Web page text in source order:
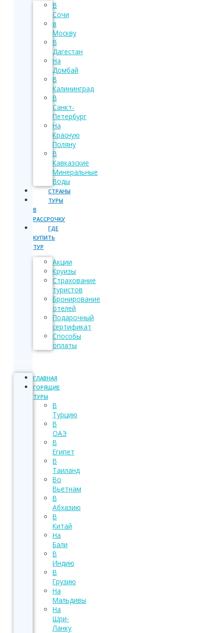
В
Сочи
в
Москву
В
Дагестан
На
Домбай
В
Калининград
В
Санкт-
Петербург
На
Красную
Поляну
В
Кавказские
Минеральные
Воды
СТРАНЫ
ТУРЫ
В
РАССРОЧКУ
ГДЕ
КУПИТЬ
ТУР
Акции
Круизы
Страхование
туристов
Бронирование
отелей
Подарочный
сертификат
Способы
оплаты
ГЛАВНАЯ
ГОРЯЩИЕ
ТУРЫ
В
Турцию
В
ОАЭ
В
Египет
В
Таиланд
Во
Вьетнам
В
Абхазию
В
Китай
На
Бали
В
Индию
В
Грузию
На
Мальдивы
На
Шри-
Ланку